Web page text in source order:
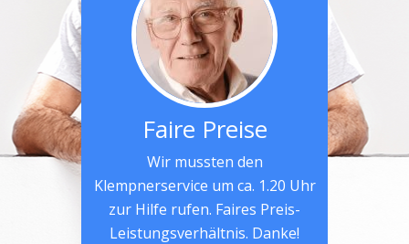
Faire Preise
Wir mussten den
Klempnerservice um ca. 1.20 Uhr
zur Hilfe rufen. Faires Preis-
Leistungsverhältnis. Danke!